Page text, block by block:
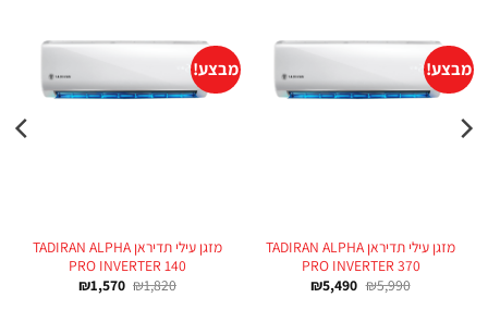
מבצע!
מזגן עילי תדיראן TADIRAN ALPHA
PRO INVERTER 370
₪5,990
₪5,490
מבצע!
מזגן עילי תדיראן TADIRAN ALPHA
PRO INVERTER 140
₪1,820
₪1,570